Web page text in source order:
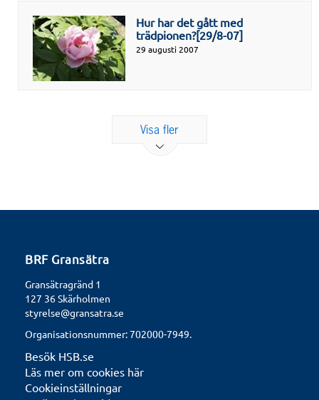
Hur har det gått med
trädpionen?[29/8-07]
29 augusti 2007
Visa fler
BRF Gransätra
Gransätragränd 1
127 36 Skärholmen
styrelse@gransatra.se
Organisationsnummer: 702000-7949.
Besök HSB.se
Läs mer om cookies här
Cookieinställningar